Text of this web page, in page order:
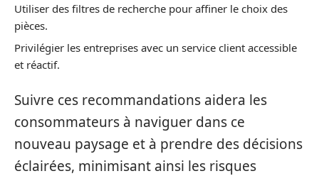
Utiliser des filtres de recherche pour affiner le choix des
pièces.
Privilégier les entreprises avec un service client accessible
et réactif.
Suivre ces recommandations aidera les
consommateurs à naviguer dans ce
nouveau paysage et à prendre des décisions
éclairées, minimisant ainsi les risques